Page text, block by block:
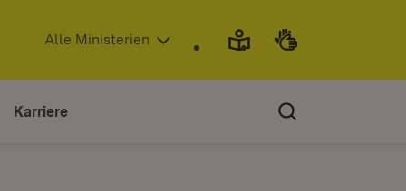
in neuem Fenster)
Alle Ministerien
Karriere